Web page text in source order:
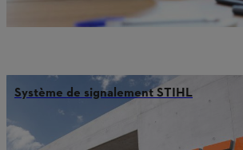
Système de signalement STIHL
Ce contenu pourrait